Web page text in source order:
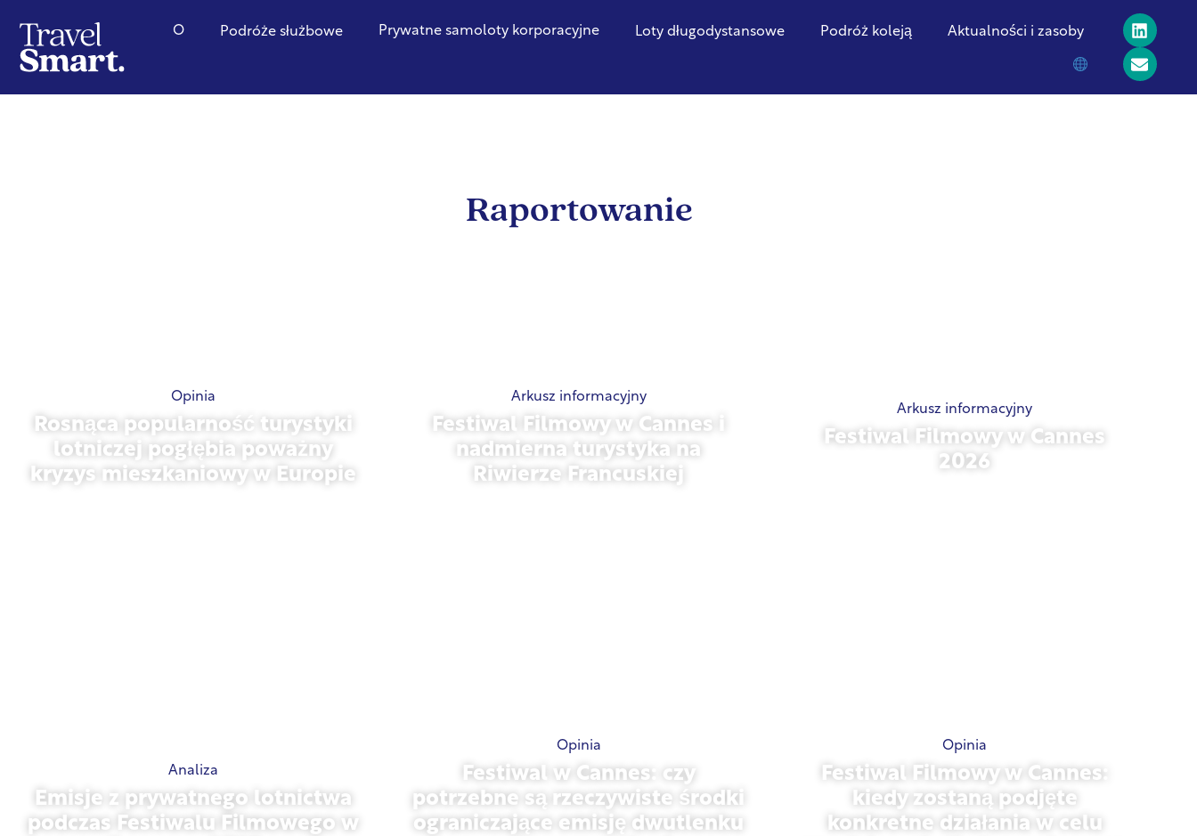
O Podróże służbowe Prywatne samoloty korporacyjne Loty długodystansowe Podróż koleją Aktualności i zasoby
Raportowanie
Opinia
Rosnąca popularność turystyki
lotniczej pogłębia poważny
kryzys mieszkaniowy w Europie
Arkusz informacyjny
Festiwal Filmowy w Cannes i
nadmierna turystyka na
Riwierze Francuskiej
Arkusz informacyjny
Festiwal Filmowy w Cannes
2026
Analiza
Emisje z prywatnego lotnictwa
podczas Festiwalu Filmowego w
Opinia
Festiwal w Cannes: czy
potrzebne są rzeczywiste środki
ograniczające emisję dwutlenku
Opinia
Festiwal Filmowy w Cannes:
kiedy zostaną podjęte
konkretne działania w celu